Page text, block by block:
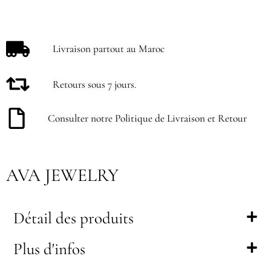
Livraison partout au Maroc
Retours sous 7 jours.
Consulter notre Politique de Livraison et Retour
AVA JEWELRY
Détail des produits
Plus d'infos